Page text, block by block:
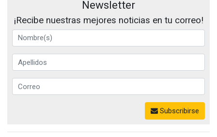
Newsletter
¡Recibe nuestras mejores noticias en tu correo!
Subscribirse